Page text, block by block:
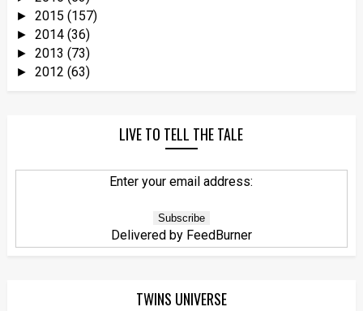
► 2015 (157)
► 2014 (36)
► 2013 (73)
► 2012 (63)
LIVE TO TELL THE TALE
Enter your email address:
Delivered by FeedBurner
TWINS UNIVERSE